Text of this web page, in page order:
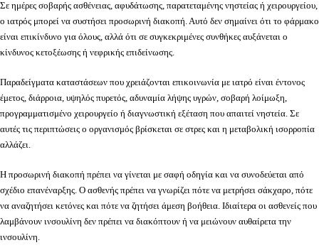
Σε ημέρες σοβαρής ασθένειας, αφυδάτωσης, παρατεταμένης νηστείας ή χειρουργείου,
ο ιατρός μπορεί να συστήσει προσωρινή διακοπή. Αυτό δεν σημαίνει ότι το φάρμακο
είναι επικίνδυνο για όλους, αλλά ότι σε συγκεκριμένες συνθήκες αυξάνεται ο
κίνδυνος κετοξέωσης ή νεφρικής επιδείνωσης.
Παραδείγματα καταστάσεων που χρειάζονται επικοινωνία με ιατρό είναι έντονος
έμετος, διάρροια, υψηλός πυρετός, αδυναμία λήψης υγρών, σοβαρή λοίμωξη,
προγραμματισμένο χειρουργείο ή διαγνωστική εξέταση που απαιτεί νηστεία. Σε
αυτές τις περιπτώσεις ο οργανισμός βρίσκεται σε στρες και η μεταβολική ισορροπία
αλλάζει.
Η προσωρινή διακοπή πρέπει να γίνεται με σαφή οδηγία και να συνοδεύεται από
σχέδιο επανέναρξης. Ο ασθενής πρέπει να γνωρίζει πότε να μετρήσει σάκχαρο, πότε
να αναζητήσει κετόνες και πότε να ζητήσει άμεση βοήθεια. Ιδιαίτερα οι ασθενείς που
λαμβάνουν ινσουλίνη δεν πρέπει να διακόπτουν ή να μειώνουν αυθαίρετα την
ινσουλίνη.